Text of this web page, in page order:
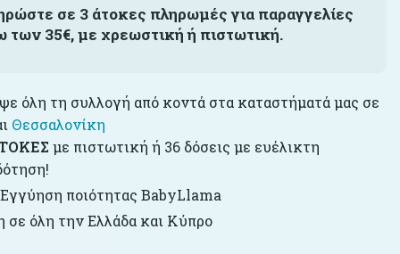
σε 3 άτοκες πληρωμές για παραγγελίες
των 35€, με χρεωστική ή πιστωτική.
όλη τη συλλογή από κοντά στα καταστήματά μας σε
Θεσσαλονίκη
με πιστωτική ή 36 δόσεις με ευέλικτη
ποιότητας BabyLlama
σε όλη την Ελλάδα και Κύπρο